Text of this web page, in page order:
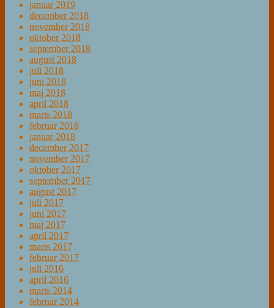
januar 2019
december 2018
november 2018
oktober 2018
september 2018
august 2018
juli 2018
juni 2018
maj 2018
april 2018
marts 2018
februar 2018
januar 2018
december 2017
november 2017
oktober 2017
september 2017
august 2017
juli 2017
juni 2017
maj 2017
april 2017
marts 2017
februar 2017
juli 2016
april 2016
marts 2014
februar 2014